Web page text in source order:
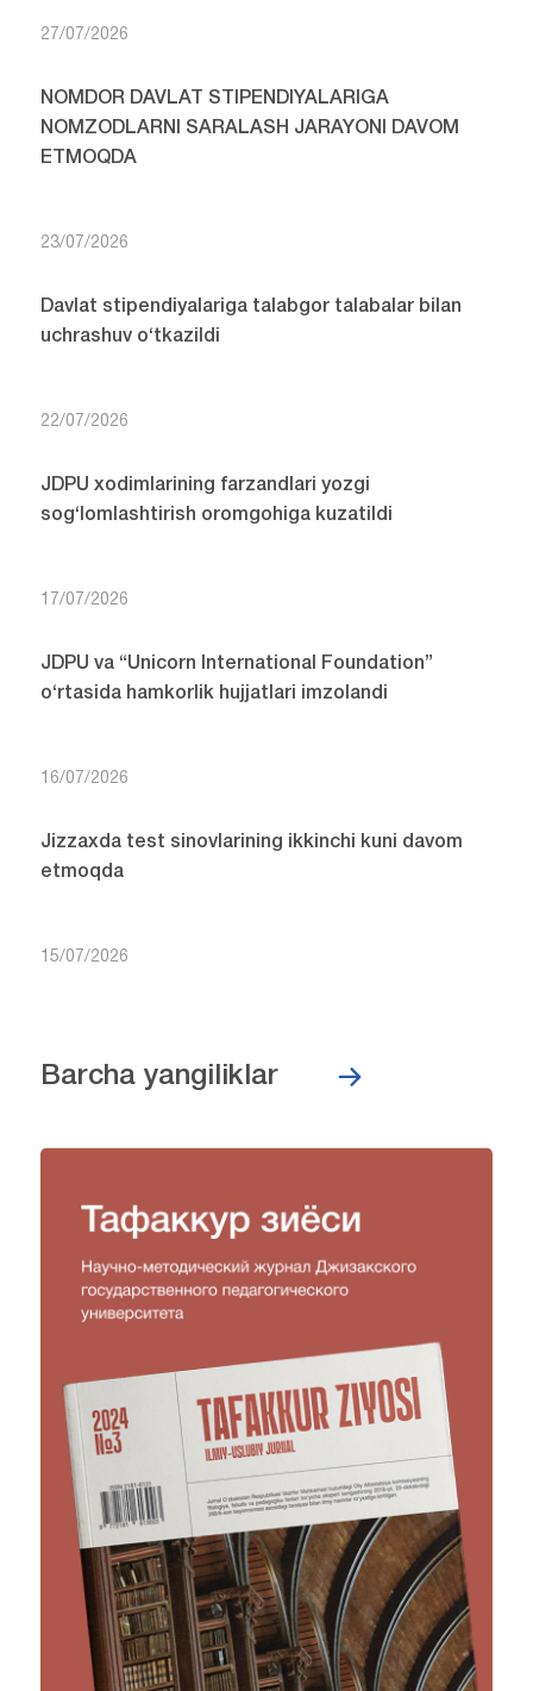
27/07/2026
NOMDOR DAVLAT STIPENDIYALARIGA
NOMZODLARNI SARALASH JARAYONI DAVOM
ETMOQDA
23/07/2026
Davlat stipendiyalariga talabgor talabalar bilan
uchrashuv o‘tkazildi
22/07/2026
JDPU xodimlarining farzandlari yozgi
sog‘lomlashtirish oromgohiga kuzatildi
17/07/2026
JDPU va “Unicorn International Foundation”
o‘rtasida hamkorlik hujjatlari imzolandi
16/07/2026
Jizzaxda test sinovlarining ikkinchi kuni davom
etmoqda
15/07/2026
Barcha yangiliklar